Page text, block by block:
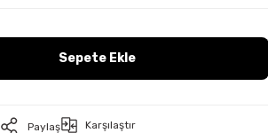
Sepete Ekle
Paylaş Karşılaştır